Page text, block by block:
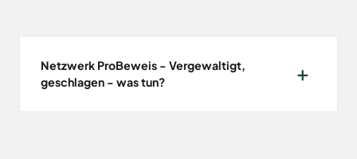
Netzwerk ProBeweis - Vergewaltigt,
geschlagen - was tun?